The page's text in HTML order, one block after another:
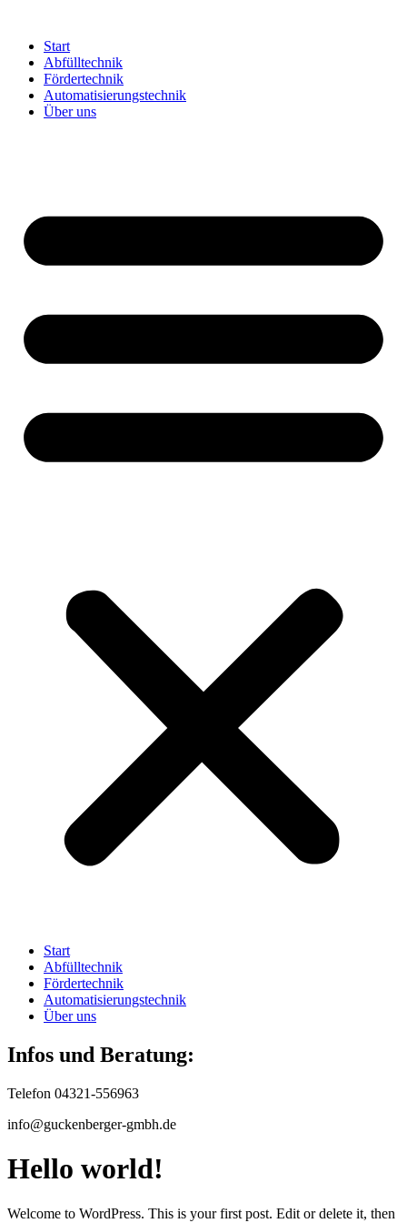
springenStart
Abfülltechnik
Fördertechnik
Automatisierungstechnik
Über uns
Start
Abfülltechnik
Fördertechnik
Automatisierungstechnik
Über uns
Infos und Beratung:
Telefon 04321-556963
info@guckenberger-gmbh.de
Hello world!
Welcome to WordPress. This is your first post. Edit or delete it, then